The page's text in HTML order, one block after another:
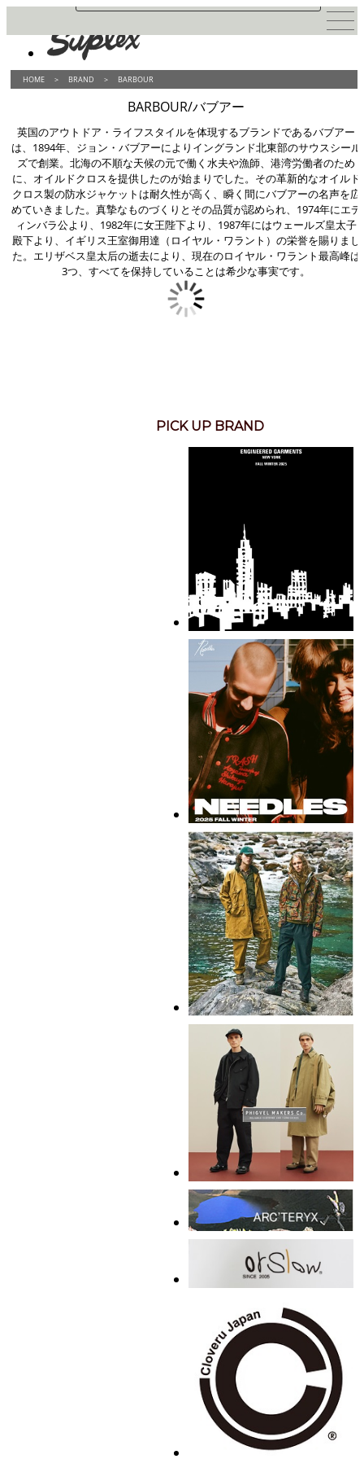
HOME > BRAND > BARBOUR
BARBOUR/バブアー
英国のアウトドア・ライフスタイルを体現するブランドであるバブアー
は、1894年、ジョン・バブアーによりイングランド北東部のサウスシール
ズで創業。北海の不順な天候の元で働く水夫や漁師、港湾労働者のため
に、オイルドクロスを提供したのが始まりでした。その革新的なオイルド
クロス製の防水ジャケットは耐久性が高く、瞬く間にバブアーの名声を広
めていきました。真摯なものづくりとその品質が認められ、1974年にエデ
ィンバラ公より、1982年に女王陛下より、1987年にはウェールズ皇太子
殿下より、イギリス王室御用達（ロイヤル・ワラント）の栄誉を賜りまし
た。エリザベス皇太后の逝去により、現在のロイヤル・ワラント最高峰は
3つ、すべてを保持していることは希少な事実です。
PICK UP BRAND